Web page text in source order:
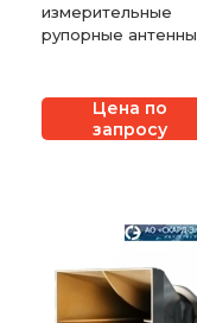
измерительные
рупорные антенны
Цена по
запросу